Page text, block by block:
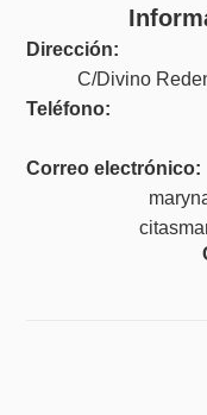
Dirección:
C/Divino
Teléfono:
Correo electrónico: